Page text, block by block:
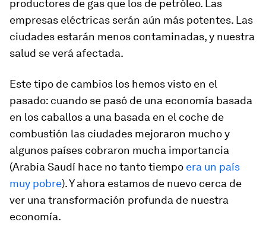
productores de gas que los de petróleo. Las
empresas eléctricas serán aún más potentes. Las
ciudades estarán menos contaminadas, y nuestra
salud se verá afectada.
Este tipo de cambios los hemos visto en el
pasado: cuando se pasó de una economía basada
en los caballos a una basada en el coche de
combustión las ciudades mejoraron mucho y
algunos países cobraron mucha importancia
(Arabia Saudí hace no tanto tiempo era un país
muy pobre). Y ahora estamos de nuevo cerca de
ver una transformación profunda de nuestra
economía.